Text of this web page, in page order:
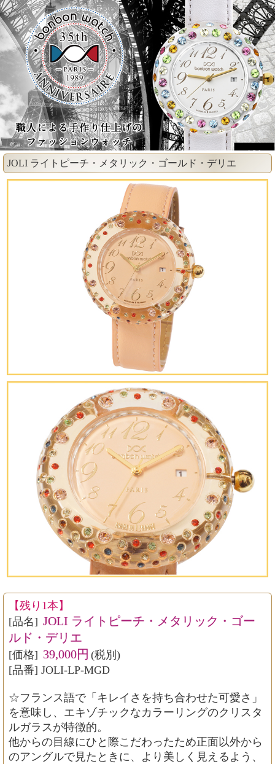
JOLI ライトピーチ・メタリック・ゴールド・デリエ
【残り1本】
[品名] JOLI ライトピーチ・メタリック・ゴー
ルド・デリエ
[価格] 39,000円 (税別)
[品番] JOLI-LP-MGD
☆フランス語で「キレイさを持ち合わせた可愛さ」
を意味し、エキゾチックなカラーリングのクリスタ
ルガラスが特徴的。
他からの目線にひと際こだわったため正面以外から
のアングルで見たときに、より美しく見えるよう、